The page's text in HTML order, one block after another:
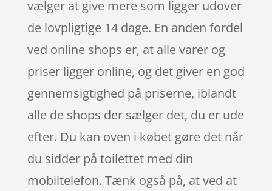
vælger at give mere som ligger udover
de lovpligtige 14 dage. En anden fordel
ved online shops er, at alle varer og
priser ligger online, og det giver en god
gennemsigtighed på priserne, iblandt
alle de shops der sælger det, du er ude
efter. Du kan oven i købet gøre det når
du sidder på toilettet med din
mobiltelefon. Tænk også på, at ved at